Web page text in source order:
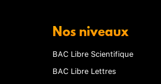
Nos niveaux
BAC Libre Scientifique
BAC Libre Lettres